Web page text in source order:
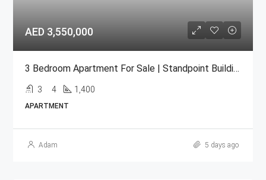
AED 3,550,000
3 Bedroom Apartment For Sale | Standpoint Building Downtown Dubai
3 4 1,400
APARTMENT
Adam 5 days ago